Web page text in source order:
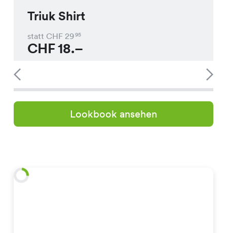
Triuk Shirt
statt CHF 2995
CHF18.–
Lookbook ansehen